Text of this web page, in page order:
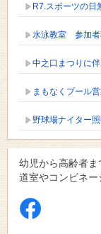
R7.スポーツの日
水泳教室 参加者
中之口まつりに
まもなくプール営
野球場ナイター
幼児から高齢者
道室やコンビネー